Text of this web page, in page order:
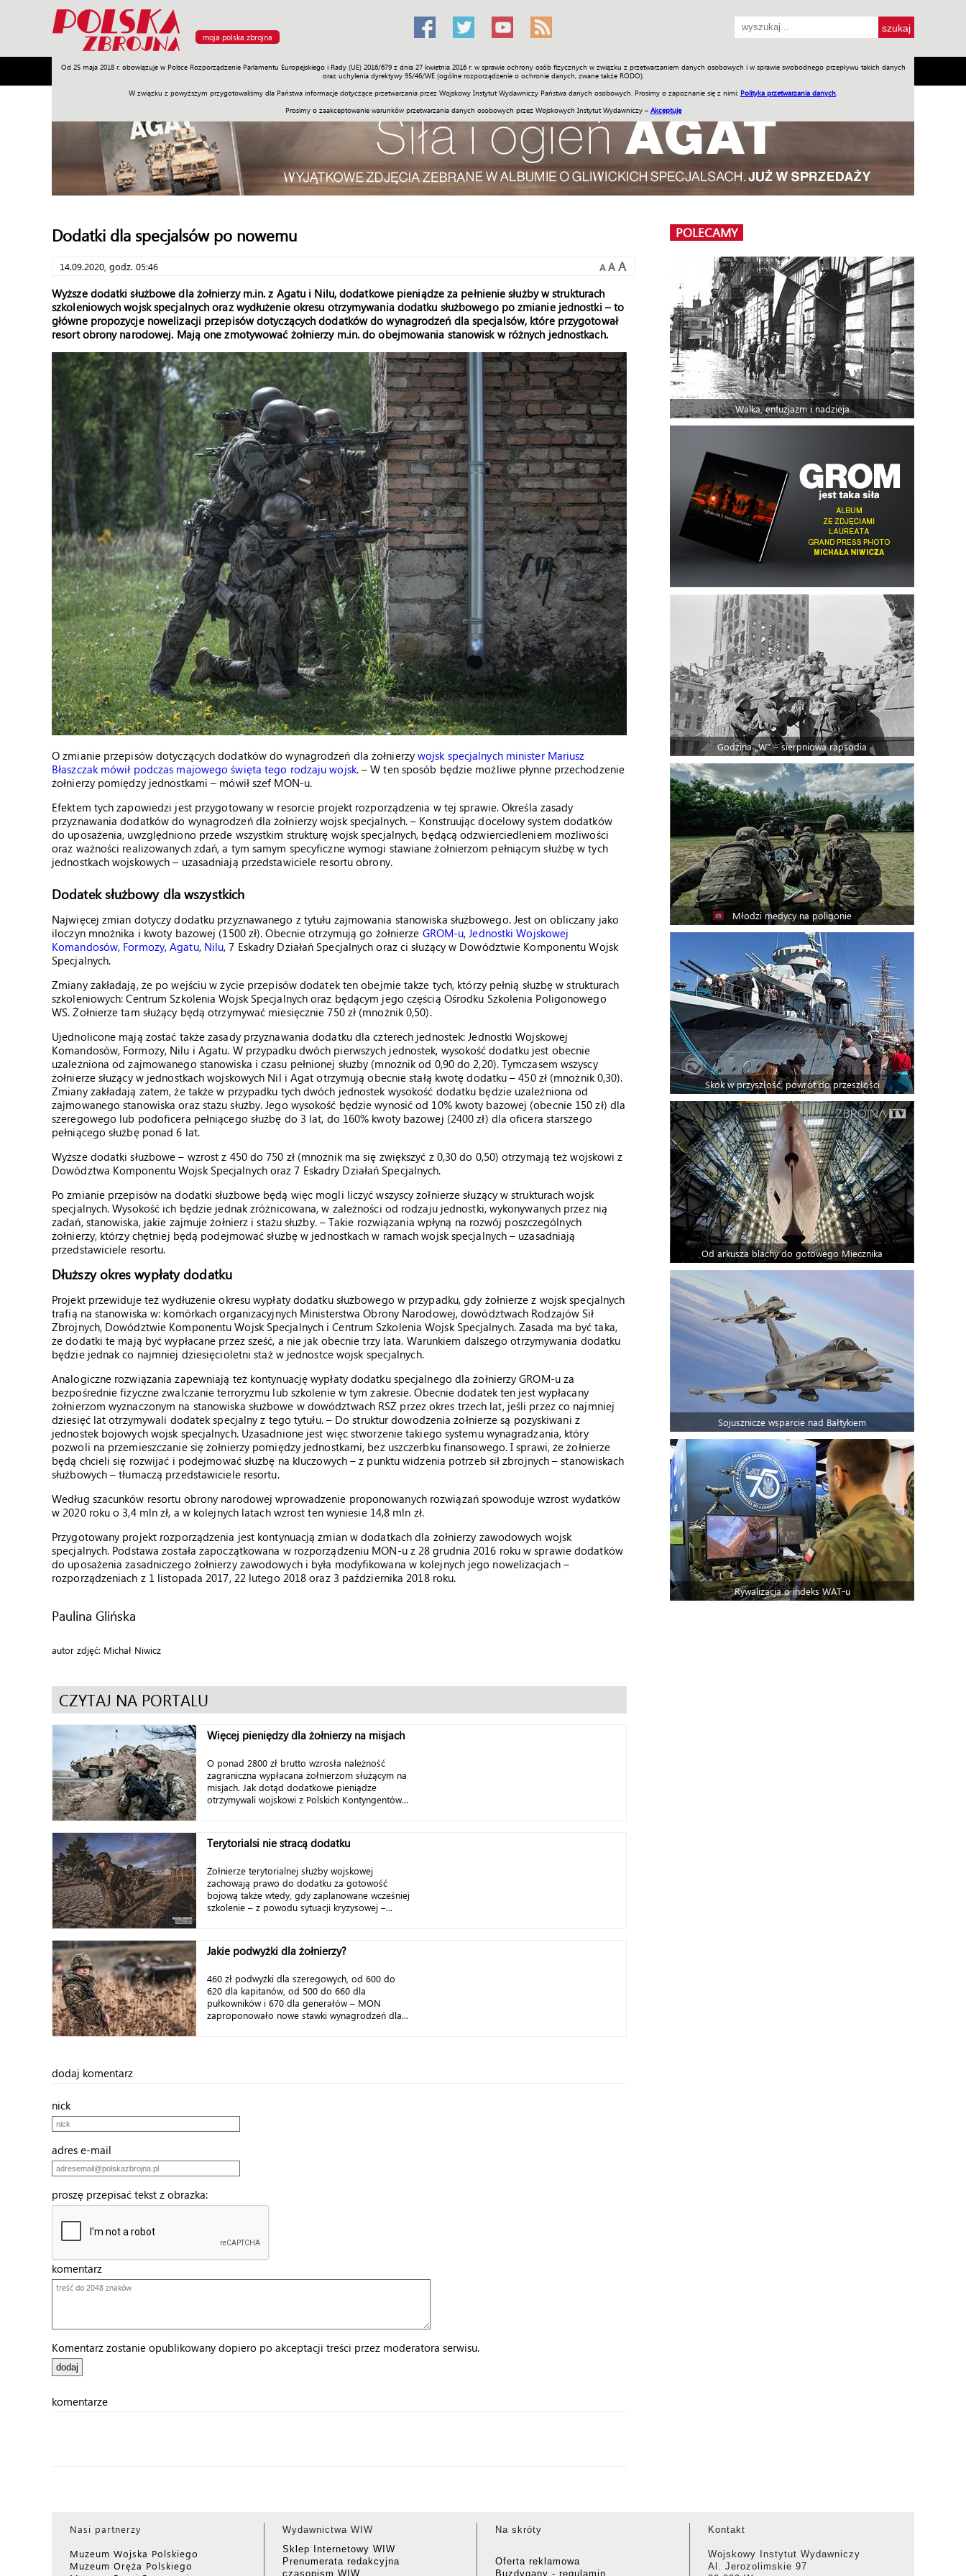
moja polska zbrojna
Od 25 maja 2018 r. obowiązuje w Polsce Rozporządzenie Parlamentu Europejskiego i Rady (UE) 2016/679 z dnia 27 kwietnia 2016 r. w sprawie ochrony osób fizycznych w związku z przetwarzaniem danych osobowych i w sprawie swobodnego przepływu takich danych
oraz uchylenia dyrektywy 95/46/WE (ogólne rozporządzenie o ochronie danych, zwane także RODO).
W związku z powyższym przygotowaliśmy dla Państwa informacje dotyczące przetwarzania przez Wojskowy Instytut Wydawniczy Państwa danych osobowych. Prosimy o zapoznanie się z nimi: Polityka przetwarzania danych
Prosimy o zaakceptowanie warunków przetwarzania danych osobowych przez Wojskowych Instytut Wydawniczy – Akceptuję
Armia Poligon Sprzęt Misje Polityka Prawo Świat Społeczność Sport Historia Galerie Wideo ENGLISH SKLEP Jednodniówki Praca w WIW
Dodatki dla specjalsów po nowemu
14.09.2020, godz. 05:46 A A A
Wyższe dodatki służbowe dla żołnierzy m.in. z Agatu i Nilu, dodatkowe pieniądze za pełnienie służby w strukturach
szkoleniowych wojsk specjalnych oraz wydłużenie okresu otrzymywania dodatku służbowego po zmianie jednostki – to
główne propozycje nowelizacji przepisów dotyczących dodatków do wynagrodzeń dla specjalsów, które przygotował
resort obrony narodowej. Mają one zmotywować żołnierzy m.in. do obejmowania stanowisk w różnych jednostkach.
O zmianie przepisów dotyczących dodatków do wynagrodzeń dla żołnierzywojsk specjalnych minister Mariusz
Błaszczak mówił podczas majowego święta tego rodzaju wojsk. – W ten sposób będzie możliwe płynne przechodzenie
żołnierzy pomiędzy jednostkami – mówił szef MON-u.
Efektem tych zapowiedzi jest przygotowany w resorcie projekt rozporządzenia w tej sprawie. Określa zasady
przyznawania dodatków do wynagrodzeń dla żołnierzy wojsk specjalnych. – Konstruując docelowy system dodatków
do uposażenia, uwzględniono przede wszystkim strukturę wojsk specjalnych, będącą odzwierciedleniem możliwości
oraz ważności realizowanych zdań, a tym samym specyficzne wymogi stawiane żołnierzom pełniącym służbę w tych
jednostkach wojskowych – uzasadniają przedstawiciele resortu obrony.
Dodatek służbowy dla wszystkich
Najwięcej zmian dotyczy dodatku przyznawanego z tytułu zajmowania stanowiska służbowego. Jest on obliczany jako
iloczyn mnożnika i kwoty bazowej (1500 zł). Obecnie otrzymują go żołnierze GROM-u,Jednostki Wojskowej
Komandosów, Formozy,Agatu, Nilu, 7 Eskadry Działań Specjalnych oraz ci służący w Dowództwie Komponentu Wojsk
Specjalnych.
Zmiany zakładają, że po wejściu w życie przepisów dodatek ten obejmie także tych, którzy pełnią służbę w strukturach
szkoleniowych: Centrum Szkolenia Wojsk Specjalnych oraz będącym jego częścią Ośrodku Szkolenia Poligonowego
WS. Żołnierze tam służący będą otrzymywać miesięcznie 750 zł (mnożnik 0,50).
Ujednolicone mają zostać także zasady przyznawania dodatku dla czterech jednostek: Jednostki Wojskowej
Komandosów, Formozy, Nilu i Agatu. W przypadku dwóch pierwszych jednostek, wysokość dodatku jest obecnie
uzależniona od zajmowanego stanowiska i czasu pełnionej służby (mnożnik od 0,90 do 2,20). Tymczasem wszyscy
żołnierze służący w jednostkach wojskowych Nil i Agat otrzymują obecnie stałą kwotę dodatku – 450 zł (mnożnik 0,30).
Zmiany zakładają zatem, że także w przypadku tych dwóch jednostek wysokość dodatku będzie uzależniona od
zajmowanego stanowiska oraz stażu służby. Jego wysokość będzie wynosić od 10% kwoty bazowej (obecnie 150 zł) dla
szeregowego lub podoficera pełniącego służbę do 3 lat, do 160% kwoty bazowej (2400 zł) dla oficera starszego
pełniącego służbę ponad 6 lat.
Wyższe dodatki służbowe – wzrost z 450 do 750 zł (mnożnik ma się zwiększyć z 0,30 do 0,50) otrzymają też wojskowi z
Dowództwa Komponentu Wojsk Specjalnych oraz 7 Eskadry Działań Specjalnych.
Po zmianie przepisów na dodatki służbowe będą więc mogli liczyć wszyscy żołnierze służący w strukturach wojsk
specjalnych. Wysokość ich będzie jednak zróżnicowana, w zależności od rodzaju jednostki, wykonywanych przez nią
zadań, stanowiska, jakie zajmuje żołnierz i stażu służby. – Takie rozwiązania wpłyną na rozwój poszczególnych
żołnierzy, którzy chętniej będą podejmować służbę w jednostkach w ramach wojsk specjalnych – uzasadniają
przedstawiciele resortu.
Dłuższy okres wypłaty dodatku
Projekt przewiduje też wydłużenie okresu wypłaty dodatku służbowego w przypadku, gdy żołnierze z wojsk specjalnych
trafią na stanowiska w: komórkach organizacyjnych Ministerstwa Obrony Narodowej, dowództwach Rodzajów Sił
Zbrojnych, Dowództwie Komponentu Wojsk Specjalnych i Centrum Szkolenia Wojsk Specjalnych. Zasada ma być taka,
że dodatki te mają być wypłacane przez sześć, a nie jak obecnie trzy lata. Warunkiem dalszego otrzymywania dodatku
będzie jednak co najmniej dziesięcioletni staż w jednostce wojsk specjalnych.
Analogiczne rozwiązania zapewniają też kontynuację wypłaty dodatku specjalnego dla żołnierzy GROM-u za
bezpośrednie fizyczne zwalczanie terroryzmu lub szkolenie w tym zakresie. Obecnie dodatek ten jest wypłacany
żołnierzom wyznaczonym na stanowiska służbowe w dowództwach RSZ przez okres trzech lat, jeśli przez co najmniej
dziesięć lat otrzymywali dodatek specjalny z tego tytułu. – Do struktur dowodzenia żołnierze są pozyskiwani z
jednostek bojowych wojsk specjalnych. Uzasadnione jest więc stworzenie takiego systemu wynagradzania, który
pozwoli na przemieszczanie się żołnierzy pomiędzy jednostkami, bez uszczerbku finansowego. I sprawi, że żołnierze
będą chcieli się rozwijać i podejmować służbę na kluczowych – z punktu widzenia potrzeb sił zbrojnych – stanowiskach
służbowych – tłumaczą przedstawiciele resortu.
Według szacunków resortu obrony narodowej wprowadzenie proponowanych rozwiązań spowoduje wzrost wydatków
w 2020 roku o 3,4 mln zł, a w kolejnych latach wzrost ten wyniesie 14,8 mln zł.
Przygotowany projekt rozporządzenia jest kontynuacją zmian w dodatkach dla żołnierzy zawodowych wojsk
specjalnych. Podstawa została zapoczątkowana w rozporządzeniu MON-u z 28 grudnia 2016 roku w sprawie dodatków
do uposażenia zasadniczego żołnierzy zawodowych i była modyfikowana w kolejnych jego nowelizacjach –
rozporządzeniach z 1 listopada 2017, 22 lutego 2018 oraz 3 października 2018 roku.
Paulina Glińska
autor zdjęć: Michał Niwicz
CZYTAJ NA PORTALU
Więcej pieniędzy dla żołnierzy na misjach
O ponad 2800 zł brutto wzrosła należność
zagraniczna wypłacana żołnierzom służącym na
misjach. Jak dotąd dodatkowe pieniądze
otrzymywali wojskowi z Polskich Kontyngentów...
Terytorialsi nie stracą dodatku
Żołnierze terytorialnej służby wojskowej
zachowają prawo do dodatku za gotowość
bojową także wtedy, gdy zaplanowane wcześniej
szkolenie – z powodu sytuacji kryzysowej –...
Jakie podwyżki dla żołnierzy?
460 zł podwyżki dla szeregowych, od 600 do
620 dla kapitanów, od 500 do 660 dla
pułkowników i 670 dla generałów – MON
zaproponowało nowe stawki wynagrodzeń dla...
dodaj komentarz
nick
adres e-mail
proszę przepisać tekst z obrazka:
komentarz
Komentarz zostanie opublikowany dopiero po akceptacji treści przez moderatora serwisu.
komentarze
POLECAMY
Walka, entuzjazm i nadzieja
Godzina „W” – sierpniowa rapsodia
Młodzi medycy na poligonie
Skok w przyszłość, powrót do przeszłości
Od arkusza blachy do gotowego Miecznika
Sojusznicze wsparcie nad Bałtykiem
Rywalizacja o indeks WAT-u
Nasi partnerzy
Muzeum Wojska Polskiego
Muzeum Oręża Polskiego
Wydawnictwa WIW
Sklep Internetowy WIW
Prenumerata redakcyjna
czasopism WIW
Na skróty
Oferta reklamowa
Buzdygany - regulamin
Kontakt
Wojskowy Instytut Wydawniczy
Al. Jerozolimskie 97